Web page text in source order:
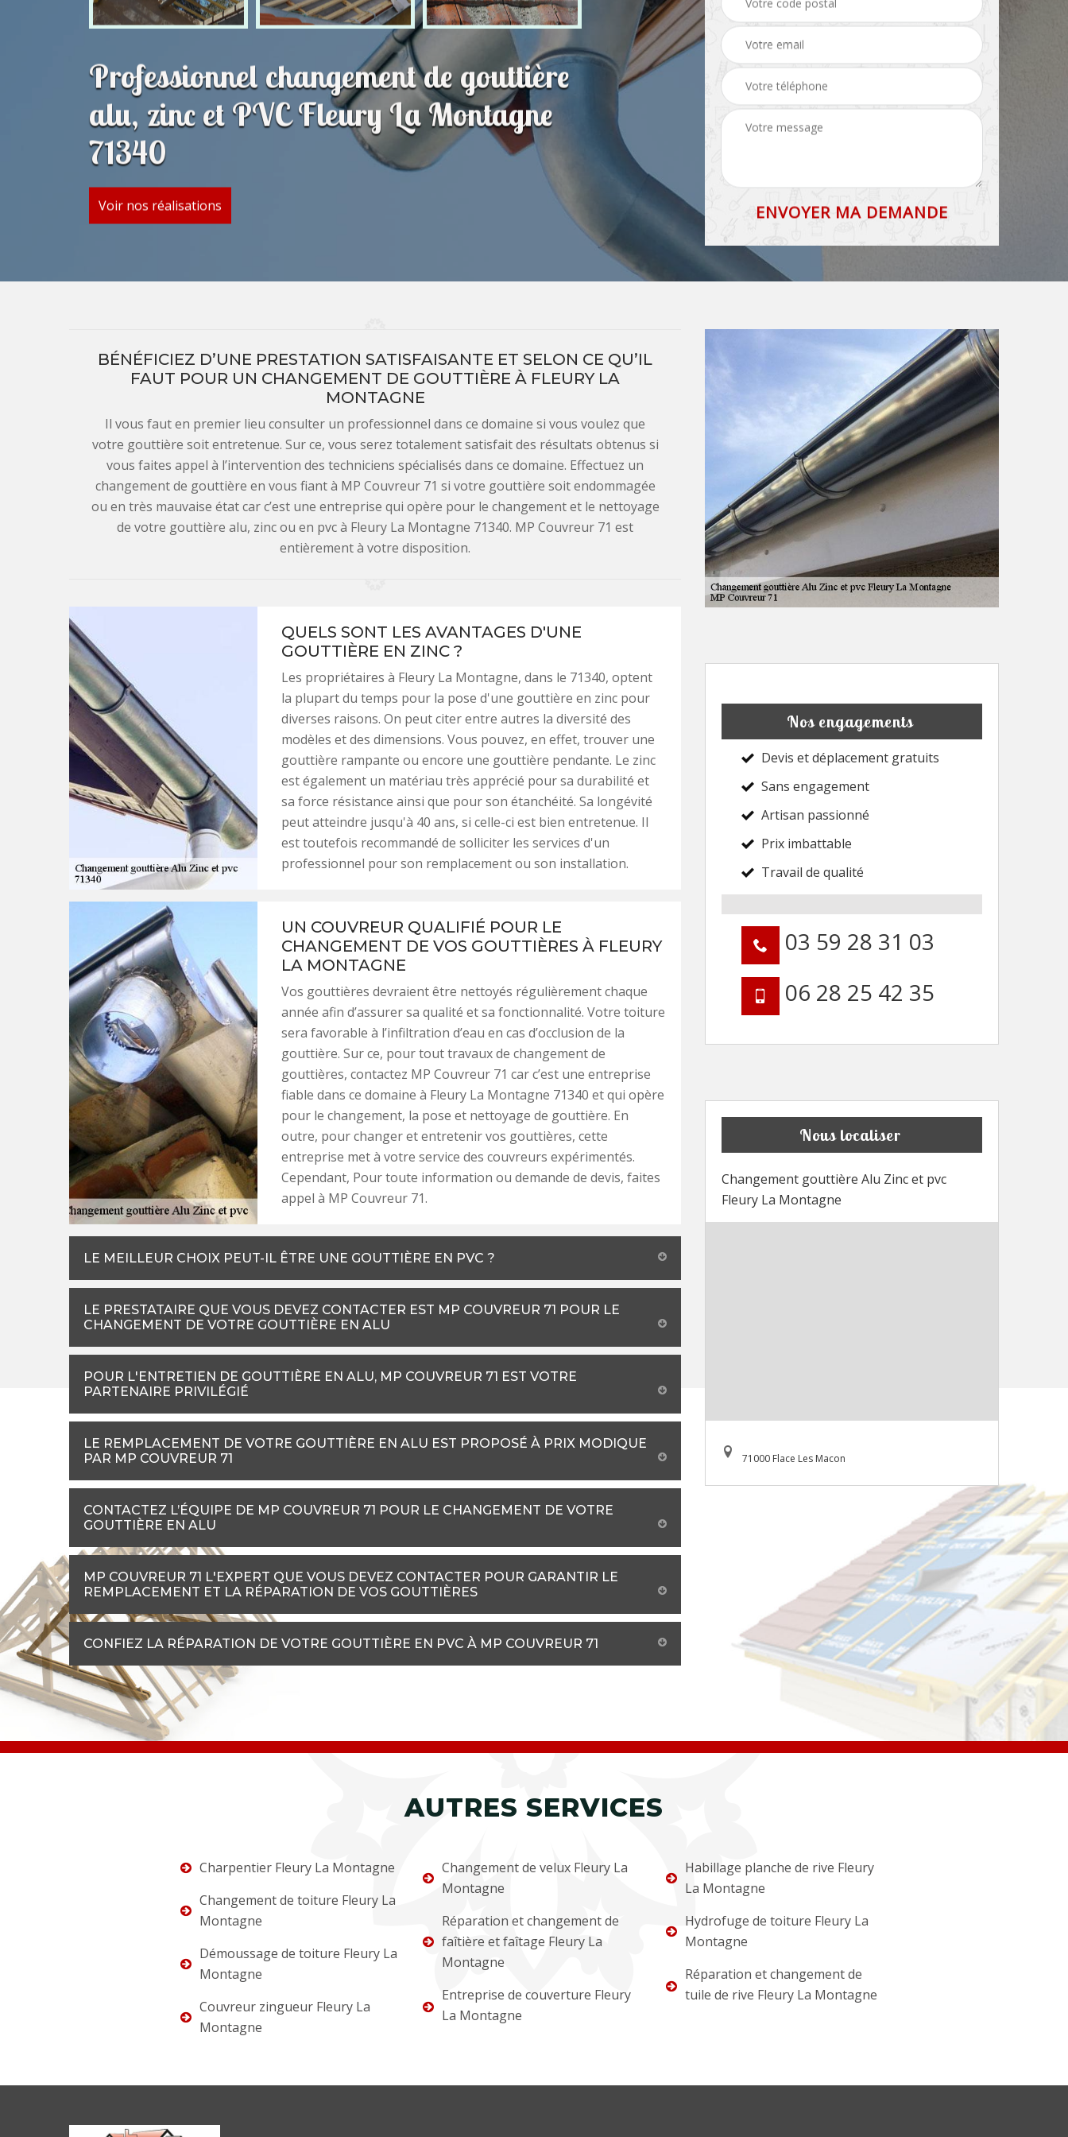
Professionnel changement de gouttière
alu, zinc et PVC Fleury La Montagne
71340
Voir nos réalisations
BÉNÉFICIEZ D’UNE PRESTATION SATISFAISANTE ET SELON CE QU’IL
FAUT POUR UN CHANGEMENT DE GOUTTIÈRE À FLEURY LA
MONTAGNE
Il vous faut en premier lieu consulter un professionnel dans ce domaine si vous voulez que
votre gouttière soit entretenue. Sur ce, vous serez totalement satisfait des résultats obtenus si
vous faites appel à l’intervention des techniciens spécialisés dans ce domaine. Effectuez un
changement de gouttière en vous fiant à MP Couvreur 71 si votre gouttière soit endommagée
ou en très mauvaise état car c’est une entreprise qui opère pour le changement et le nettoyage
de votre gouttière alu, zinc ou en pvc à Fleury La Montagne 71340. MP Couvreur 71 est
entièrement à votre disposition.
QUELS SONT LES AVANTAGES D'UNE
GOUTTIÈRE EN ZINC ?
Les propriétaires à Fleury La Montagne, dans le 71340, optent
la plupart du temps pour la pose d'une gouttière en zinc pour
diverses raisons. On peut citer entre autres la diversité des
modèles et des dimensions. Vous pouvez, en effet, trouver une
gouttière rampante ou encore une gouttière pendante. Le zinc
est également un matériau très apprécié pour sa durabilité et
sa force résistance ainsi que pour son étanchéité. Sa longévité
peut atteindre jusqu'à 40 ans, si celle-ci est bien entretenue. Il
est toutefois recommandé de solliciter les services d'un
professionnel pour son remplacement ou son installation.
UN COUVREUR QUALIFIÉ POUR LE
CHANGEMENT DE VOS GOUTTIÈRES À FLEURY
LA MONTAGNE
Vos gouttières devraient être nettoyés régulièrement chaque
année afin d’assurer sa qualité et sa fonctionnalité. Votre toiture
sera favorable à l’infiltration d’eau en cas d’occlusion de la
gouttière. Sur ce, pour tout travaux de changement de
gouttières, contactez MP Couvreur 71 car c’est une entreprise
fiable dans ce domaine à Fleury La Montagne 71340 et qui opère
pour le changement, la pose et nettoyage de gouttière. En
outre, pour changer et entretenir vos gouttières, cette
entreprise met à votre service des couvreurs expérimentés.
Cependant, Pour toute information ou demande de devis, faites
appel à MP Couvreur 71.
LE MEILLEUR CHOIX PEUT-IL ÊTRE UNE GOUTTIÈRE EN PVC ?
LE PRESTATAIRE QUE VOUS DEVEZ CONTACTER EST MP COUVREUR 71 POUR LE
CHANGEMENT DE VOTRE GOUTTIÈRE EN ALU
POUR L'ENTRETIEN DE GOUTTIÈRE EN ALU, MP COUVREUR 71 EST VOTRE
PARTENAIRE PRIVILÉGIÉ
LE REMPLACEMENT DE VOTRE GOUTTIÈRE EN ALU EST PROPOSÉ À PRIX MODIQUE
PAR MP COUVREUR 71
CONTACTEZ L’ÉQUIPE DE MP COUVREUR 71 POUR LE CHANGEMENT DE VOTRE
GOUTTIÈRE EN ALU
MP COUVREUR 71 L'EXPERT QUE VOUS DEVEZ CONTACTER POUR GARANTIR LE
REMPLACEMENT ET LA RÉPARATION DE VOS GOUTTIÈRES
CONFIEZ LA RÉPARATION DE VOTRE GOUTTIÈRE EN PVC À MP COUVREUR 71
Nos engagements
Devis et déplacement gratuits
Sans engagement
Artisan passionné
Prix imbattable
Travail de qualité
03 59 28 31 03
06 28 25 42 35
Nous localiser
Changement gouttière Alu Zinc et pvc
Fleury La Montagne
71000 Flace Les Macon
AUTRES SERVICES
Charpentier Fleury La Montagne
Changement de toiture Fleury La
Montagne
Démoussage de toiture Fleury La
Montagne
Couvreur zingueur Fleury La
Montagne
Changement de velux Fleury La
Montagne
Réparation et changement de
faîtière et faîtage Fleury La
Montagne
Entreprise de couverture Fleury
La Montagne
Habillage planche de rive Fleury
La Montagne
Hydrofuge de toiture Fleury La
Montagne
Réparation et changement de
tuile de rive Fleury La Montagne